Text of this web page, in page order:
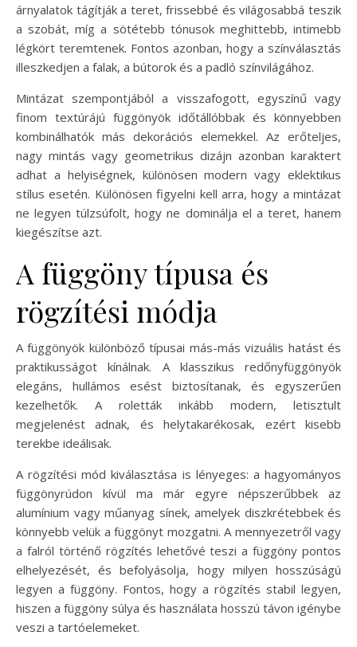
árnyalatok tágítják a teret, frissebbé és világosabbá teszik
a szobát, míg a sötétebb tónusok meghittebb, intimebb
légkört teremtenek. Fontos azonban, hogy a színválasztás
illeszkedjen a falak, a bútorok és a padló színvilágához.
Mintázat szempontjából a visszafogott, egyszínű vagy
finom textúrájú függönyök időtállóbbak és könnyebben
kombinálhatók más dekorációs elemekkel. Az erőteljes,
nagy mintás vagy geometrikus dizájn azonban karaktert
adhat a helyiségnek, különösen modern vagy eklektikus
stílus esetén. Különösen figyelni kell arra, hogy a mintázat
ne legyen túlzsúfolt, hogy ne dominálja el a teret, hanem
kiegészítse azt.
A függöny típusa és
rögzítési módja
A függönyök különböző típusai más-más vizuális hatást és
praktikusságot kínálnak. A klasszikus redőnyfüggönyök
elegáns, hullámos esést biztosítanak, és egyszerűen
kezelhetők. A roletták inkább modern, letisztult
megjelenést adnak, és helytakarékosak, ezért kisebb
terekbe ideálisak.
A rögzítési mód kiválasztása is lényeges: a hagyományos
függönyrúdon kívül ma már egyre népszerűbbek az
alumínium vagy műanyag sínek, amelyek diszkrétebbek és
könnyebb velük a függönyt mozgatni. A mennyezetről vagy
a falról történő rögzítés lehetővé teszi a függöny pontos
elhelyezését, és befolyásolja, hogy milyen hosszúságú
legyen a függöny. Fontos, hogy a rögzítés stabil legyen,
hiszen a függöny súlya és használata hosszú távon igénybe
veszi a tartóelemeket.